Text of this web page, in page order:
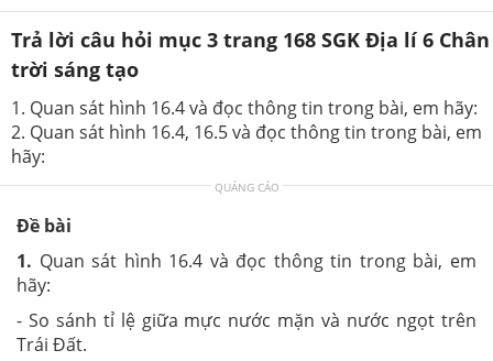
Trả lời câu hỏi mục 3 trang 168 SGK Địa lí 6 Chân
trời sáng tạo
1. Quan sát hình 16.4 và đọc thông tin trong bài, em hãy:
2. Quan sát hình 16.4, 16.5 và đọc thông tin trong bài, em
hãy:
QUẢNG CÁO
Đề bài
1. Quan sát hình 16.4 và đọc thông tin trong bài, em
hãy:
- So sánh tỉ lệ giữa mực nước mặn và nước ngọt trên
Trái Đất.